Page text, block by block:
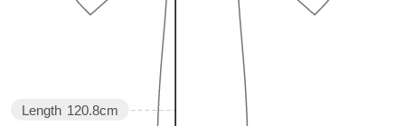
Length 120.8cm